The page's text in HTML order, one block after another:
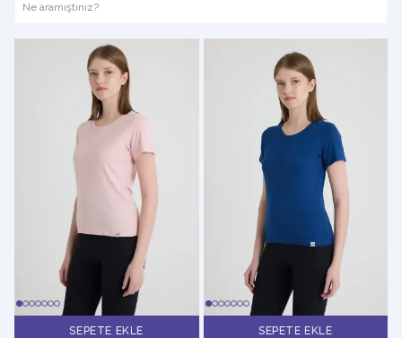
SEPETE EKLE SEPETE EKLE